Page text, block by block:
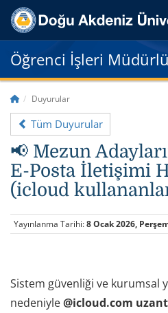
Öğrenci İşleri
Duyurular
Tüm Duyurular
📢 Mezun
E-Posta İletişimi
(icloud
Yayınlanma Tarihi:8 Ocak 2026,
Sistem güvenliği ve kurumsal
nedeniyle@icloud.com